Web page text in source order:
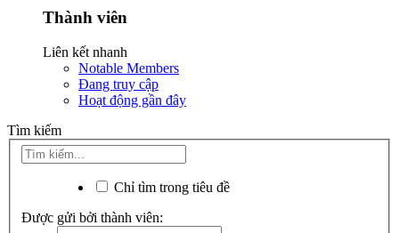
Thành viên
Liên kết nhanh
Notable Members
Đang truy cập
Hoạt động gần đây
Tìm kiếm
Chỉ tìm trong tiêu đề
Được gửi bởi thành viên: